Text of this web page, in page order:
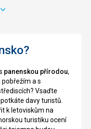
panenskou přírodou,
a s
Vsaďte
davy turistů.
k letoviskům na
turistiku ocení